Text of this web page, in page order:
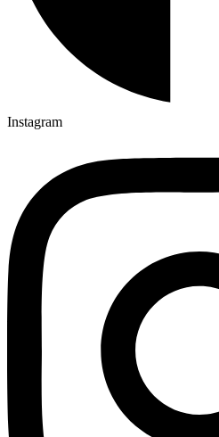
Instagram